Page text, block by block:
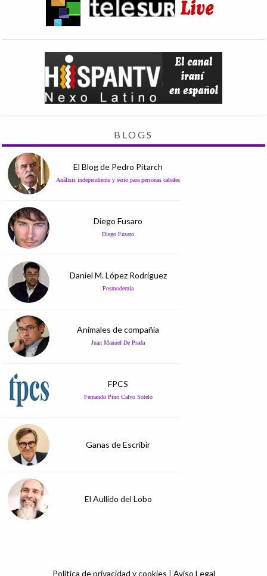
BLOGS
El Blog de Pedro Pitarch
Análisis independiente y serio para personas cabales
Diego Fusaro
Diego Fusaro
Daniel M. López Rodríguez
Posmodernia
Animales de compañía
Juan Manuel De Prada
FPCS
Fernando Pino Calvo Sotelo
Ganas de Escribir
El Aullido del Lobo
Política de privacidad y cookies | Aviso Legal